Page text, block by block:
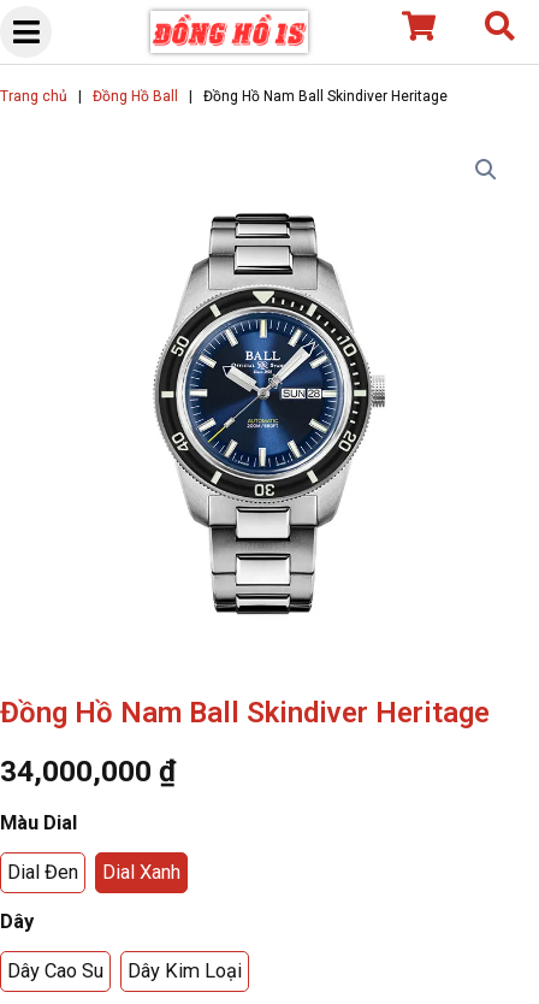
Skip
content
Trang chủ Đồng Hồ Ball Đồng Hồ Nam Ball Skindiver Heritage
Đồng Hồ Nam Ball Skindiver Heritage
34,000,000 ₫
Màu Dial
Dial Đen Dial Xanh
Dây
Dây Cao Su Dây Kim Loại
Đồng
Hồ
Nam
Ball
Skindiver